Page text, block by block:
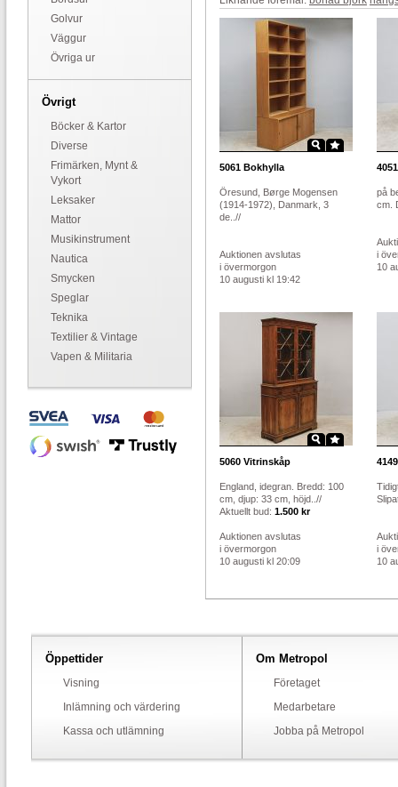
Golvur
Väggur
Övriga ur
Övrigt
Böcker & Kartor
Diverse
Frimärken, Mynt &
Vykort
Leksaker
Mattor
Musikinstrument
Nautica
Smycken
Speglar
Teknika
Textilier & Vintage
Vapen & Militaria
5061 Bokhylla
Öresund, Børge Mogensen
(1914-1972), Danmark, 3
de..//
Auktionen avslutas
i övermorgon
10 augusti kl 19:42
4051
på
cm.
i
10
5060 Vitrinskåp
England, idegran. Bredd: 100
cm, djup: 33 cm, höjd..//
Aktuellt bud: 1.500 kr
Auktionen avslutas
i övermorgon
10 augusti kl 20:09
4149
i
10
Öppettider
Visning
Inlämning och värdering
Kassa och utlämning
Om Metropol
Företaget
Medarbetare
Jobba på Metropol